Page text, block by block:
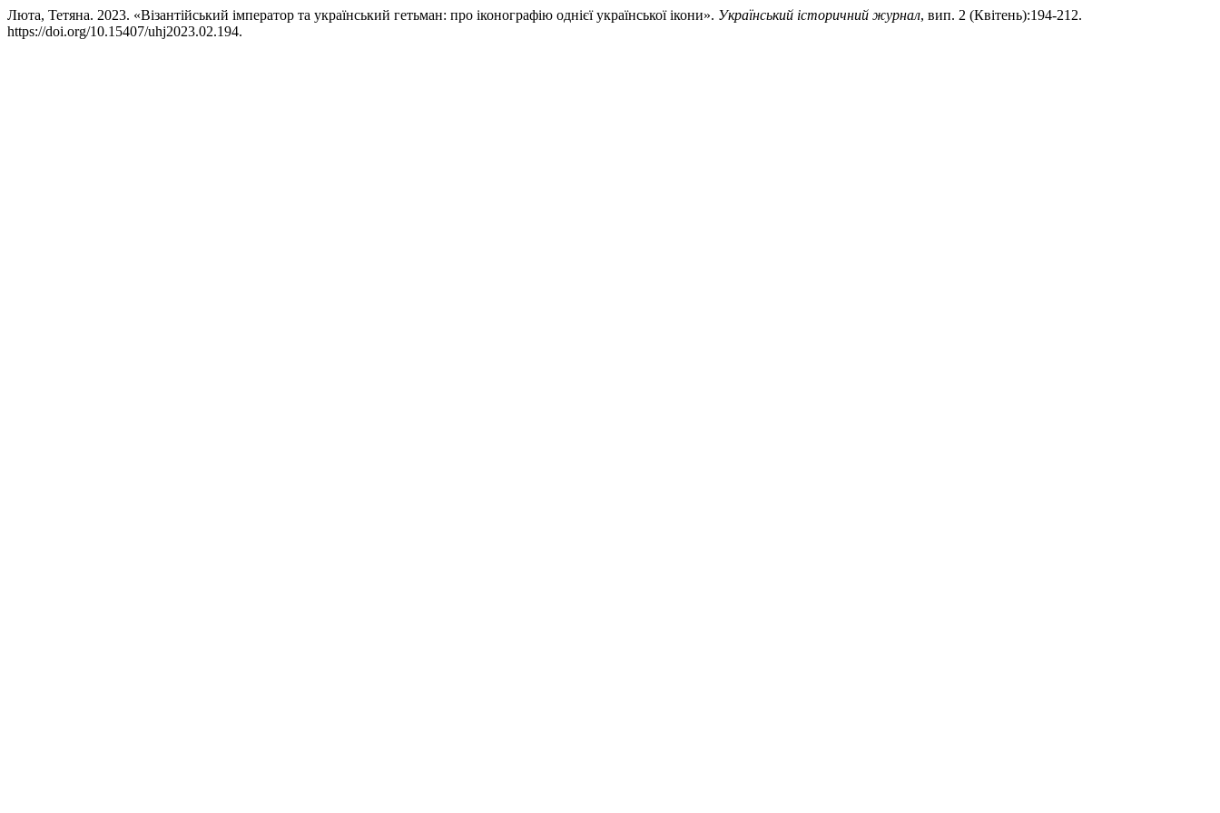
Люта, Тетяна. 2023. «Візантійський імператор та український гетьман: про іконографію однієї української ікони». Український історичний журнал, вип. 2 (Квітень):194-212.
https://doi.org/10.15407/uhj2023.02.194.